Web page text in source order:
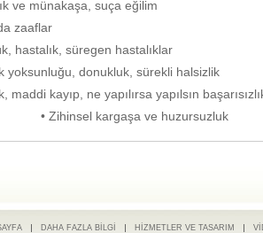
ve münakaşa, suça eğilim
zaaflar
hastalık, süregen hastalıklar
yoksunluğu, donukluk, sürekli halsizlik
maddi kayıp, ne
Zihinsel kargaşa ve huzursuzluk
DAHA FAZLA BILGI HIZMETLER VE TASARIM